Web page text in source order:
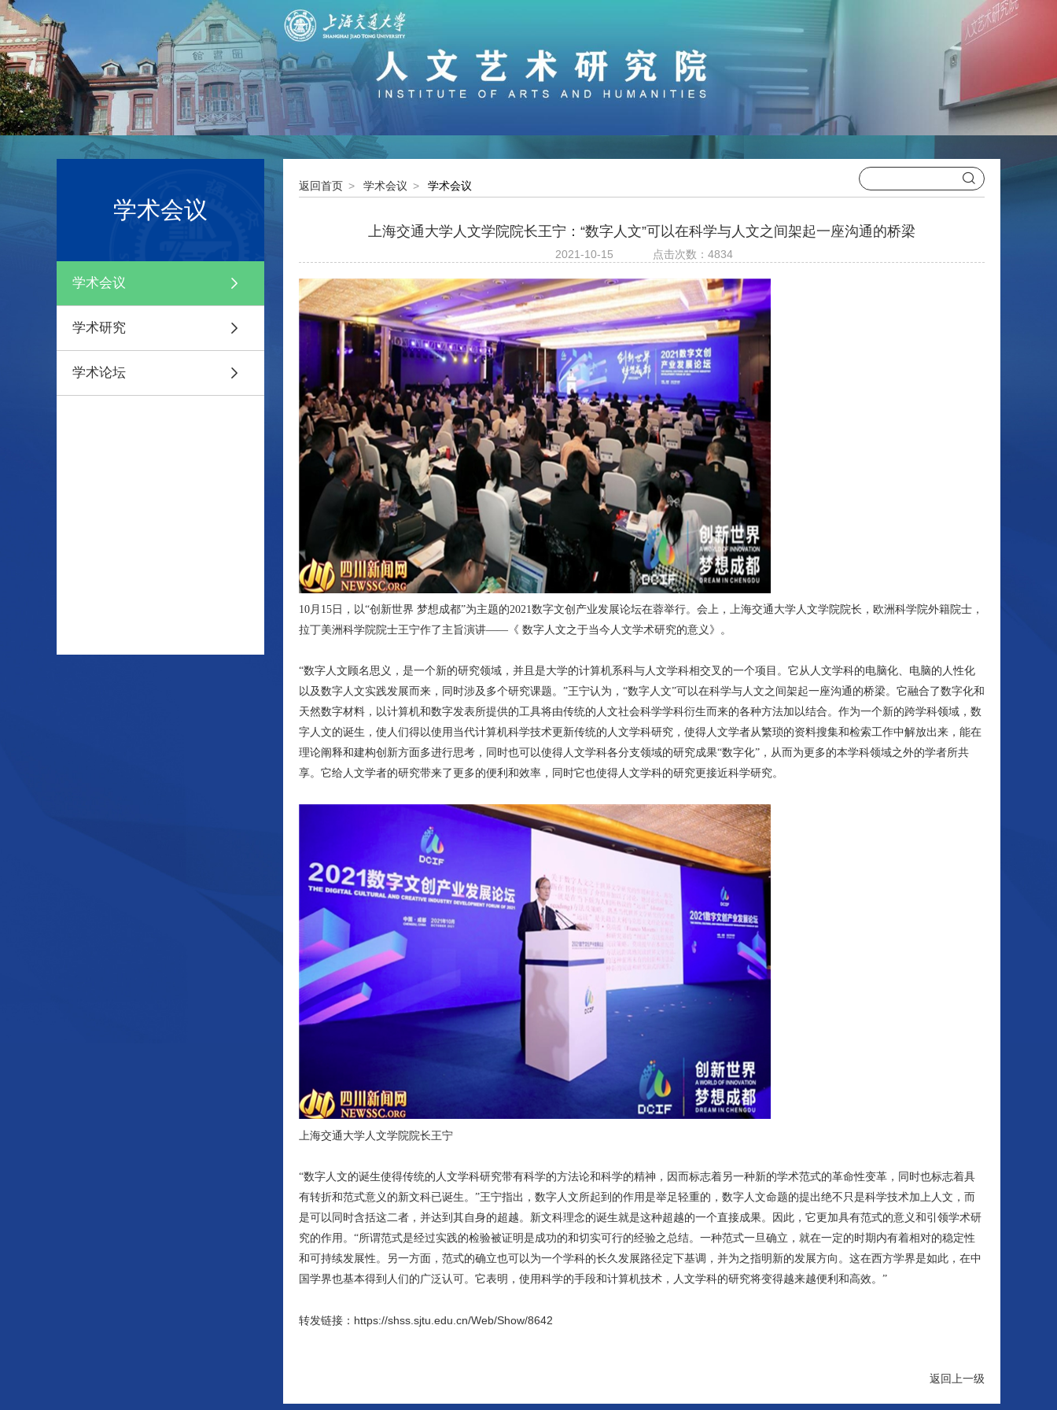
学术会议
学术会议
学术研究
学术论坛
返回首页 > 学术会议 > 学术会议
上海交通大学人文学院院长王宁：“数字人文”可以在科学与人文之间架起一座沟通的桥梁
2021-10-15 点击次数：4834
10月15日，以“创新世界 梦想成都”为主题的2021数字文创产业发展论坛在蓉举行。会上，上海交通大学人文学院院长，欧洲科学院外籍院士，
拉丁美洲科学院院士王宁作了主旨演讲——《 数字人文之于当今人文学术研究的意义》。
“数字人文顾名思义，是一个新的研究领域，并且是大学的计算机系科与人文学科相交叉的一个项目。它从人文学科的电脑化、电脑的人性化
以及数字人文实践发展而来，同时涉及多个研究课题。”王宁认为，“数字人文”可以在科学与人文之间架起一座沟通的桥梁。它融合了数字化和
天然数字材料，以计算机和数字发表所提供的工具将由传统的人文社会科学学科衍生而来的各种方法加以结合。作为一个新的跨学科领域，数
字人文的诞生，使人们得以使用当代计算机科学技术更新传统的人文学科研究，使得人文学者从繁琐的资料搜集和检索工作中解放出来，能在
理论阐释和建构创新方面多进行思考，同时也可以使得人文学科各分支领域的研究成果“数字化”，从而为更多的本学科领域之外的学者所共
享。它给人文学者的研究带来了更多的便利和效率，同时它也使得人文学科的研究更接近科学研究。
上海交通大学人文学院院长王宁
“数字人文的诞生使得传统的人文学科研究带有科学的方法论和科学的精神，因而标志着另一种新的学术范式的革命性变革，同时也标志着具
有转折和范式意义的新文科已诞生。”王宁指出，数字人文所起到的作用是举足轻重的，数字人文命题的提出绝不只是科学技术加上人文，而
是可以同时含括这二者，并达到其自身的超越。新文科理念的诞生就是这种超越的一个直接成果。因此，它更加具有范式的意义和引领学术研
究的作用。“所谓范式是经过实践的检验被证明是成功的和切实可行的经验之总结。一种范式一旦确立，就在一定的时期内有着相对的稳定性
和可持续发展性。另一方面，范式的确立也可以为一个学科的长久发展路径定下基调，并为之指明新的发展方向。这在西方学界是如此，在中
国学界也基本得到人们的广泛认可。它表明，使用科学的手段和计算机技术，人文学科的研究将变得越来越便利和高效。”
转发链接： https://shss.sjtu.edu.cn/Web/Show/8642
返回上一级